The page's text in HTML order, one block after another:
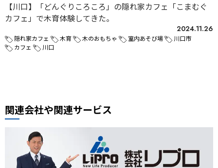
【川口】「どんぐりころころ」の隠れ家カフェ「こまむぐ
カフェ」で木育体験してきた。
2024.11.26
隠れ家カフェ 木育 木のおもちゃ 室内あそび場
川口市
カフェ
川口
関連会社や関連サービス